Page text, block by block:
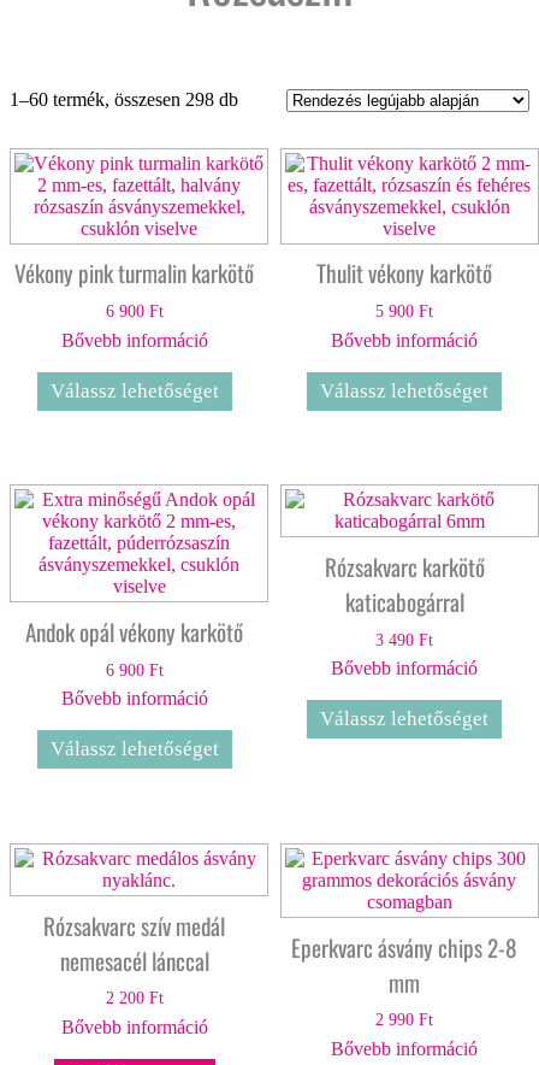
1–60 termék, összesen 298 dbSorted
Vékony pink turmalin karkötő
6 900 Ft
Bővebb információ
Válassz lehetőséget
Thulit vékony karkötő
5 900Ft
Bővebb információ
Válassz lehetőséget
Andok opál vékony karkötő
6 900 Ft
Bővebb információ
Válassz lehetőséget
Rózsakvarc karkötő
katicabogárral
3 490Ft
Bővebb információ
Válassz lehetőséget
Rózsakvarc szív medál
nemesacél lánccal
2 200 Ft
Bővebb információ
Eperkvarc ásvány chips 2-8
mm
2 990Ft
Bővebb információ